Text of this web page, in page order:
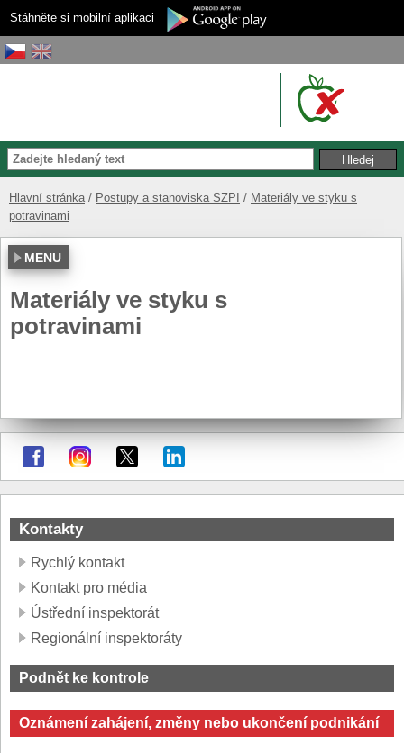
Stáhněte si mobilní aplikaci
Hlavní stránka Postupy a stanoviska SZPI
Materiály ve styku s
potravinami
MENU
Materiály ve styku s
potravinami
Kontakty
Rychlý kontakt
Kontakt pro média
Ústřední inspektorát
Regionální inspektoráty
Podnět ke kontrole
Oznámení zahájení, změny nebo ukončení podnikání